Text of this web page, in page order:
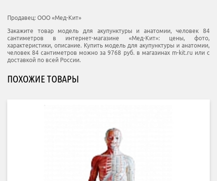
Продавец: ООО «Мед-Кит»
Закажите товар модель для акупунктуры и анатомии, человек 84
сантиметров в интернет-магазине «Мед-Кит»: цены, фото,
характеристики, описание. Купить модель для акупунктуры и анатомии,
человек 84 сантиметров можно за 9768 руб. в магазинах m-kit.ru или с
доставкой по всей России.
ПОХОЖИЕ ТОВАРЫ